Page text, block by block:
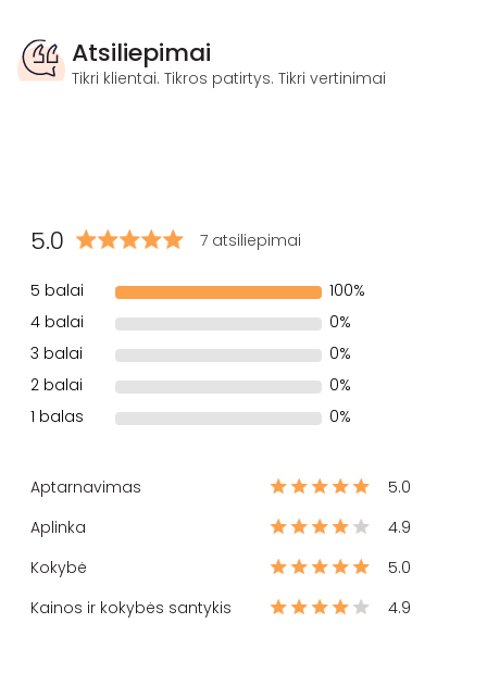
Atsiliepimai
Tikri klientai. Tikros patirtys. Tikri vertinimai
5.0 7 atsiliepimai
5 balai
100%
4 balai
0%
3 balai
0%
2 balai
0%
1 balas
0%
Aptarnavimas
5.0
Aplinka
4.9
Kokybė
5.0
Kainos ir kokybės santykis
4.9